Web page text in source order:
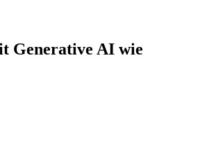
Generative AI wie